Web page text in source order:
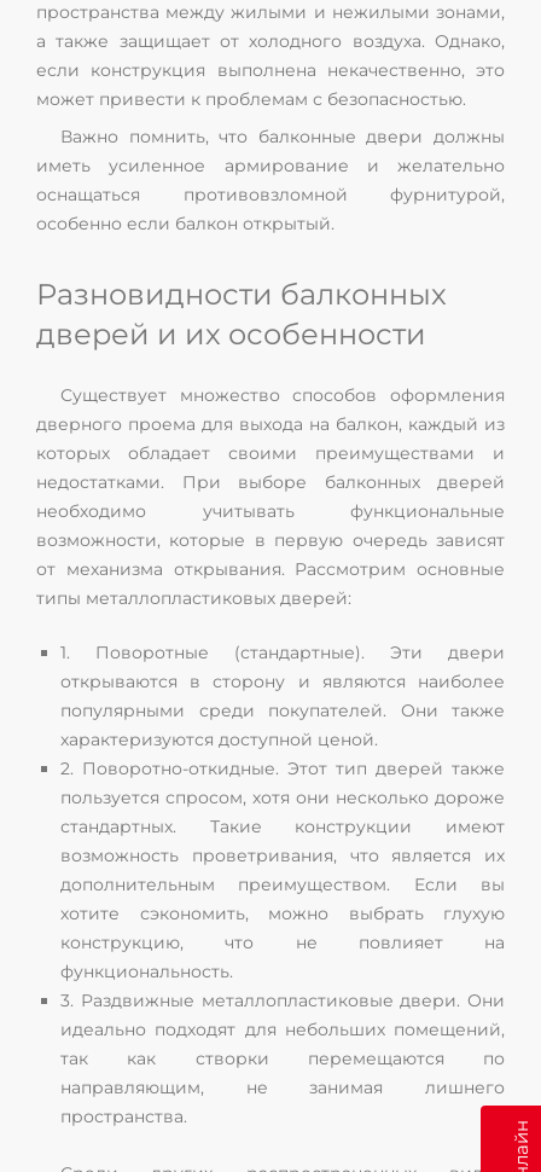
пространства между жилыми и нежилыми зонами,
а также защищает от холодного воздуха. Однако,
если конструкция выполнена некачественно, это
может привести к проблемам с безопасностью.
Важно помнить, что балконные двери должны
иметь усиленное армирование и желательно
оснащаться противовзломной фурнитурой,
особенно если балкон открытый.
Разновидности балконных
дверей и их особенности
Существует множество способов оформления
дверного проема для выхода на балкон, каждый из
которых обладает своими преимуществами и
недостатками. При выборе балконных дверей
необходимо учитывать функциональные
возможности, которые в первую очередь зависят
от механизма открывания. Рассмотрим основные
типы металлопластиковых дверей:
1. Поворотные (стандартные). Эти двери
открываются в сторону и являются наиболее
популярными среди покупателей. Они также
характеризуются доступной ценой.
2. Поворотно-откидные. Этот тип дверей также
пользуется спросом, хотя они несколько дороже
стандартных. Такие конструкции имеют
возможность проветривания, что является их
дополнительным преимуществом. Если вы
хотите сэкономить, можно выбрать глухую
конструкцию, что не повлияет на
функциональность.
3. Раздвижные металлопластиковые двери. Они
идеально подходят для небольших помещений,
так как створки перемещаются по
направляющим, не занимая лишнего
пространства.